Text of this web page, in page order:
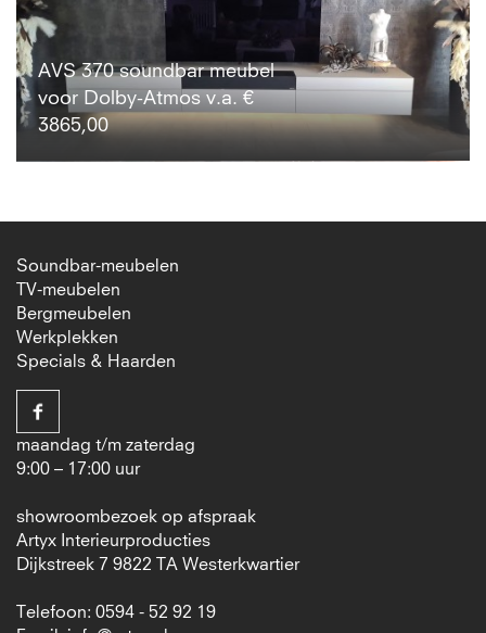
AVS 370 soundbar meubel
voor Dolby-Atmos v.a. €
3865,00
Soundbar-meubelen
TV-meubelen
Bergmeubelen
Werkplekken
Specials & Haarden
maandag t/m zaterdag
9:00 – 17:00 uur
showroombezoek op afspraak
Artyx Interieurproducties
Dijkstreek 7 9822 TA Westerkwartier
Telefoon: 0594 - 52 92 19